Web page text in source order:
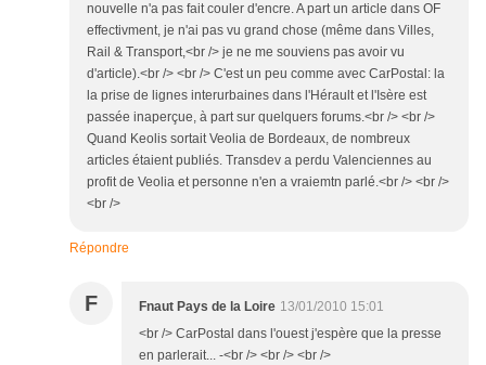
nouvelle n'a pas fait couler d'encre. A part un article dans OF
effectivment, je n'ai pas vu grand chose (même dans Villes,
Rail & Transport,<br /> je ne me souviens pas avoir vu
d'article).<br /> <br /> C'est un peu comme avec CarPostal: la
la prise de lignes interurbaines dans l'Hérault et l'Isère est
passée inaperçue, à part sur quelquers forums.<br /> <br />
Quand Keolis sortait Veolia de Bordeaux, de nombreux
articles étaient publiés. Transdev a perdu Valenciennes au
profit de Veolia et personne n'en a vraiemtn parlé.<br /> <br />
<br />
Répondre
F Fnaut Pays de la Loire 13/01/2010 15:01
<br /> CarPostal dans l'ouest j'espère que la presse
en parlerait... -<br /> <br /> <br />